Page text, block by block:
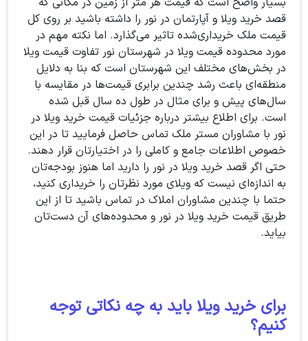
قصد خرید ویلا و آپارتمان در نور را داشته باشید بر روی کل
قیمت ملک خریداری‌شده تاثیر می‌گذارد. اما نکته مهم در
مورد محدوده قیمت ویلا در شهرستان نور تفاوت قیمت ویلا
در بخش‌های مختلف این شهرستان است که بنا به دلایل
منطقه‌ای باعث رشد چندین برابری قیمت‌ها در مقایسه با
سال‌های پیش و برای مثال در طول ده سال قبل شده
است. برای اطلاع بیشتر درباره جزئیات قیمت خرید ویلا در
نور با مشاوران مستر ملک تماس حاصل فرمایید تا در این
خصوص اطلاعات جامع و کاملی را در اختیارتان قرار دهند.
حتی اگر قصد خرید ویلا در نور را دارید اما هنوز بودجه‌تان
به اندازه‌ای نیست که ویلای مورد نظرتان را خریداری کنید،
حتما با چندین مشاوران املاک در تماس باشید تا از این
طریق قیمت خرید ویلا در نور و محدوده‌های آن دست‌تان
بیاید.
برای خرید ویلا باید به چه نکاتی توجه
کنیم؟